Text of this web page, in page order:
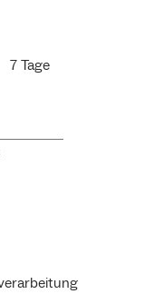
7 Tage